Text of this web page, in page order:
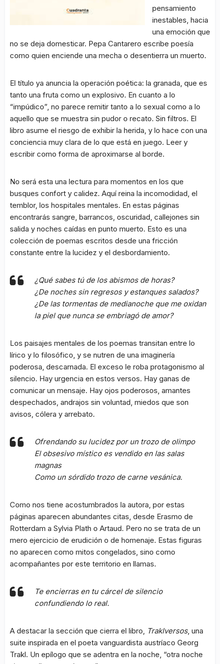
pensamiento
inestables, hacia
una emoción que
no se deja domesticar. Pepa Cantarero escribe poesía
como quien enciende una mecha o desentierra un muerto.
El título ya anuncia la operación poética: la granada, que es
tanto una fruta como un explosivo. En cuanto a lo
“impúdico”, no parece remitir tanto a lo sexual como a lo
aquello que se muestra sin pudor o recato. Sin filtros. El
libro asume el riesgo de exhibir la herida, y lo hace con una
conciencia muy clara de lo que está en juego. Leer y
escribir como forma de aproximarse al borde.
No será esta una lectura para momentos en los que
busques confort y calidez. Aquí reina la incomodidad, el
temblor, los hospitales mentales. En estas páginas
encontrarás sangre, barrancos, oscuridad, callejones sin
salida y noches caídas en punto muerto. Esto es una
colección de poemas escritos desde una fricción
constante entre la lucidez y el desbordamiento.
¿Qué sabes tú de los abismos de horas?
¿De noches sin regresos y estanques salados?
¿De las tormentas de medianoche que me oxidan
la piel que nunca se embriagó de amor?
Los paisajes mentales de los poemas transitan entre lo
lírico y lo filosófico, y se nutren de una imaginería
poderosa, descarnada. El exceso le roba protagonismo al
silencio. Hay urgencia en estos versos. Hay ganas de
comunicar un mensaje. Hay ojos poderosos, amantes
despechados, andrajos sin voluntad, miedos que son
avisos, cólera y arrebato.
Ofrendando su lucidez por un trozo de olimpo
El obsesivo místico es vendido en las salas
magnas
Como un sórdido trozo de carne vesánica.
Como nos tiene acostumbrados la autora, por estas
páginas aparecen abundantes citas, desde Erasmo de
Rotterdam a Sylvia Plath o Artaud. Pero no se trata de un
mero ejercicio de erudición o de homenaje. Estas figuras
no aparecen como mitos congelados, sino como
acompañantes por este territorio en llamas.
Te encierras en tu cárcel de silencio
confundiendo lo real.
A destacar la sección que cierra el libro, Traklversos, una
suite inspirada en el poeta vanguardista austríaco Georg
Trakl. Un epílogo que se adentra en la noche, “otra noche